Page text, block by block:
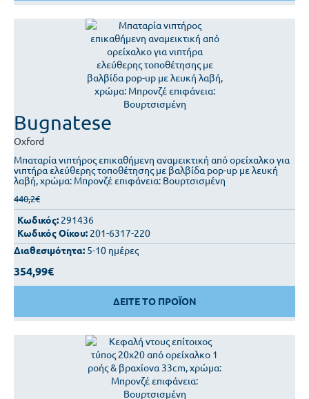
Bugnatese
Oxford
Μπαταρία νιπτήρος επικαθήμενη αναμεικτική από ορείχαλκο για
νιπτήρα ελεύθερης τοποθέτησης με βαλβίδα pop-up με λευκή
λαβή, χρώμα: Μπρονζέ επιφάνεια: Βουρτσισμένη
440,2€
Κωδικός: 291436
Κωδικός Οίκου: 201-6317-220
Διαθεσιμότητα: 5-10 ημέρες
354,99€
ΔΕΙΤΕ ΤΟ ΠΡΟΪΟΝ